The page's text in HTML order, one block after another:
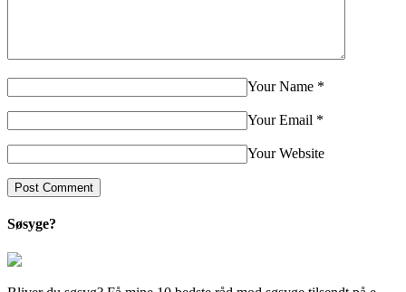
Your Name *
Your Email *
Your Website
Søsyge?